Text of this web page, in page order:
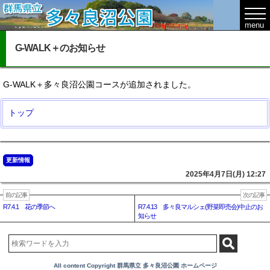
G-WALK＋のお知らせ
G-WALK＋多々良沼公園コースが追加されました。
トップ
更新情報
2025年4月7日(月) 12:27
前の記事
R7.4.1 花の季節へ
次の記事
R7.4.13 多々良マルシェ(野菜即売会)中止のお
知らせ
All content Copyright 群馬県立 多々良沼公園 ホームページ